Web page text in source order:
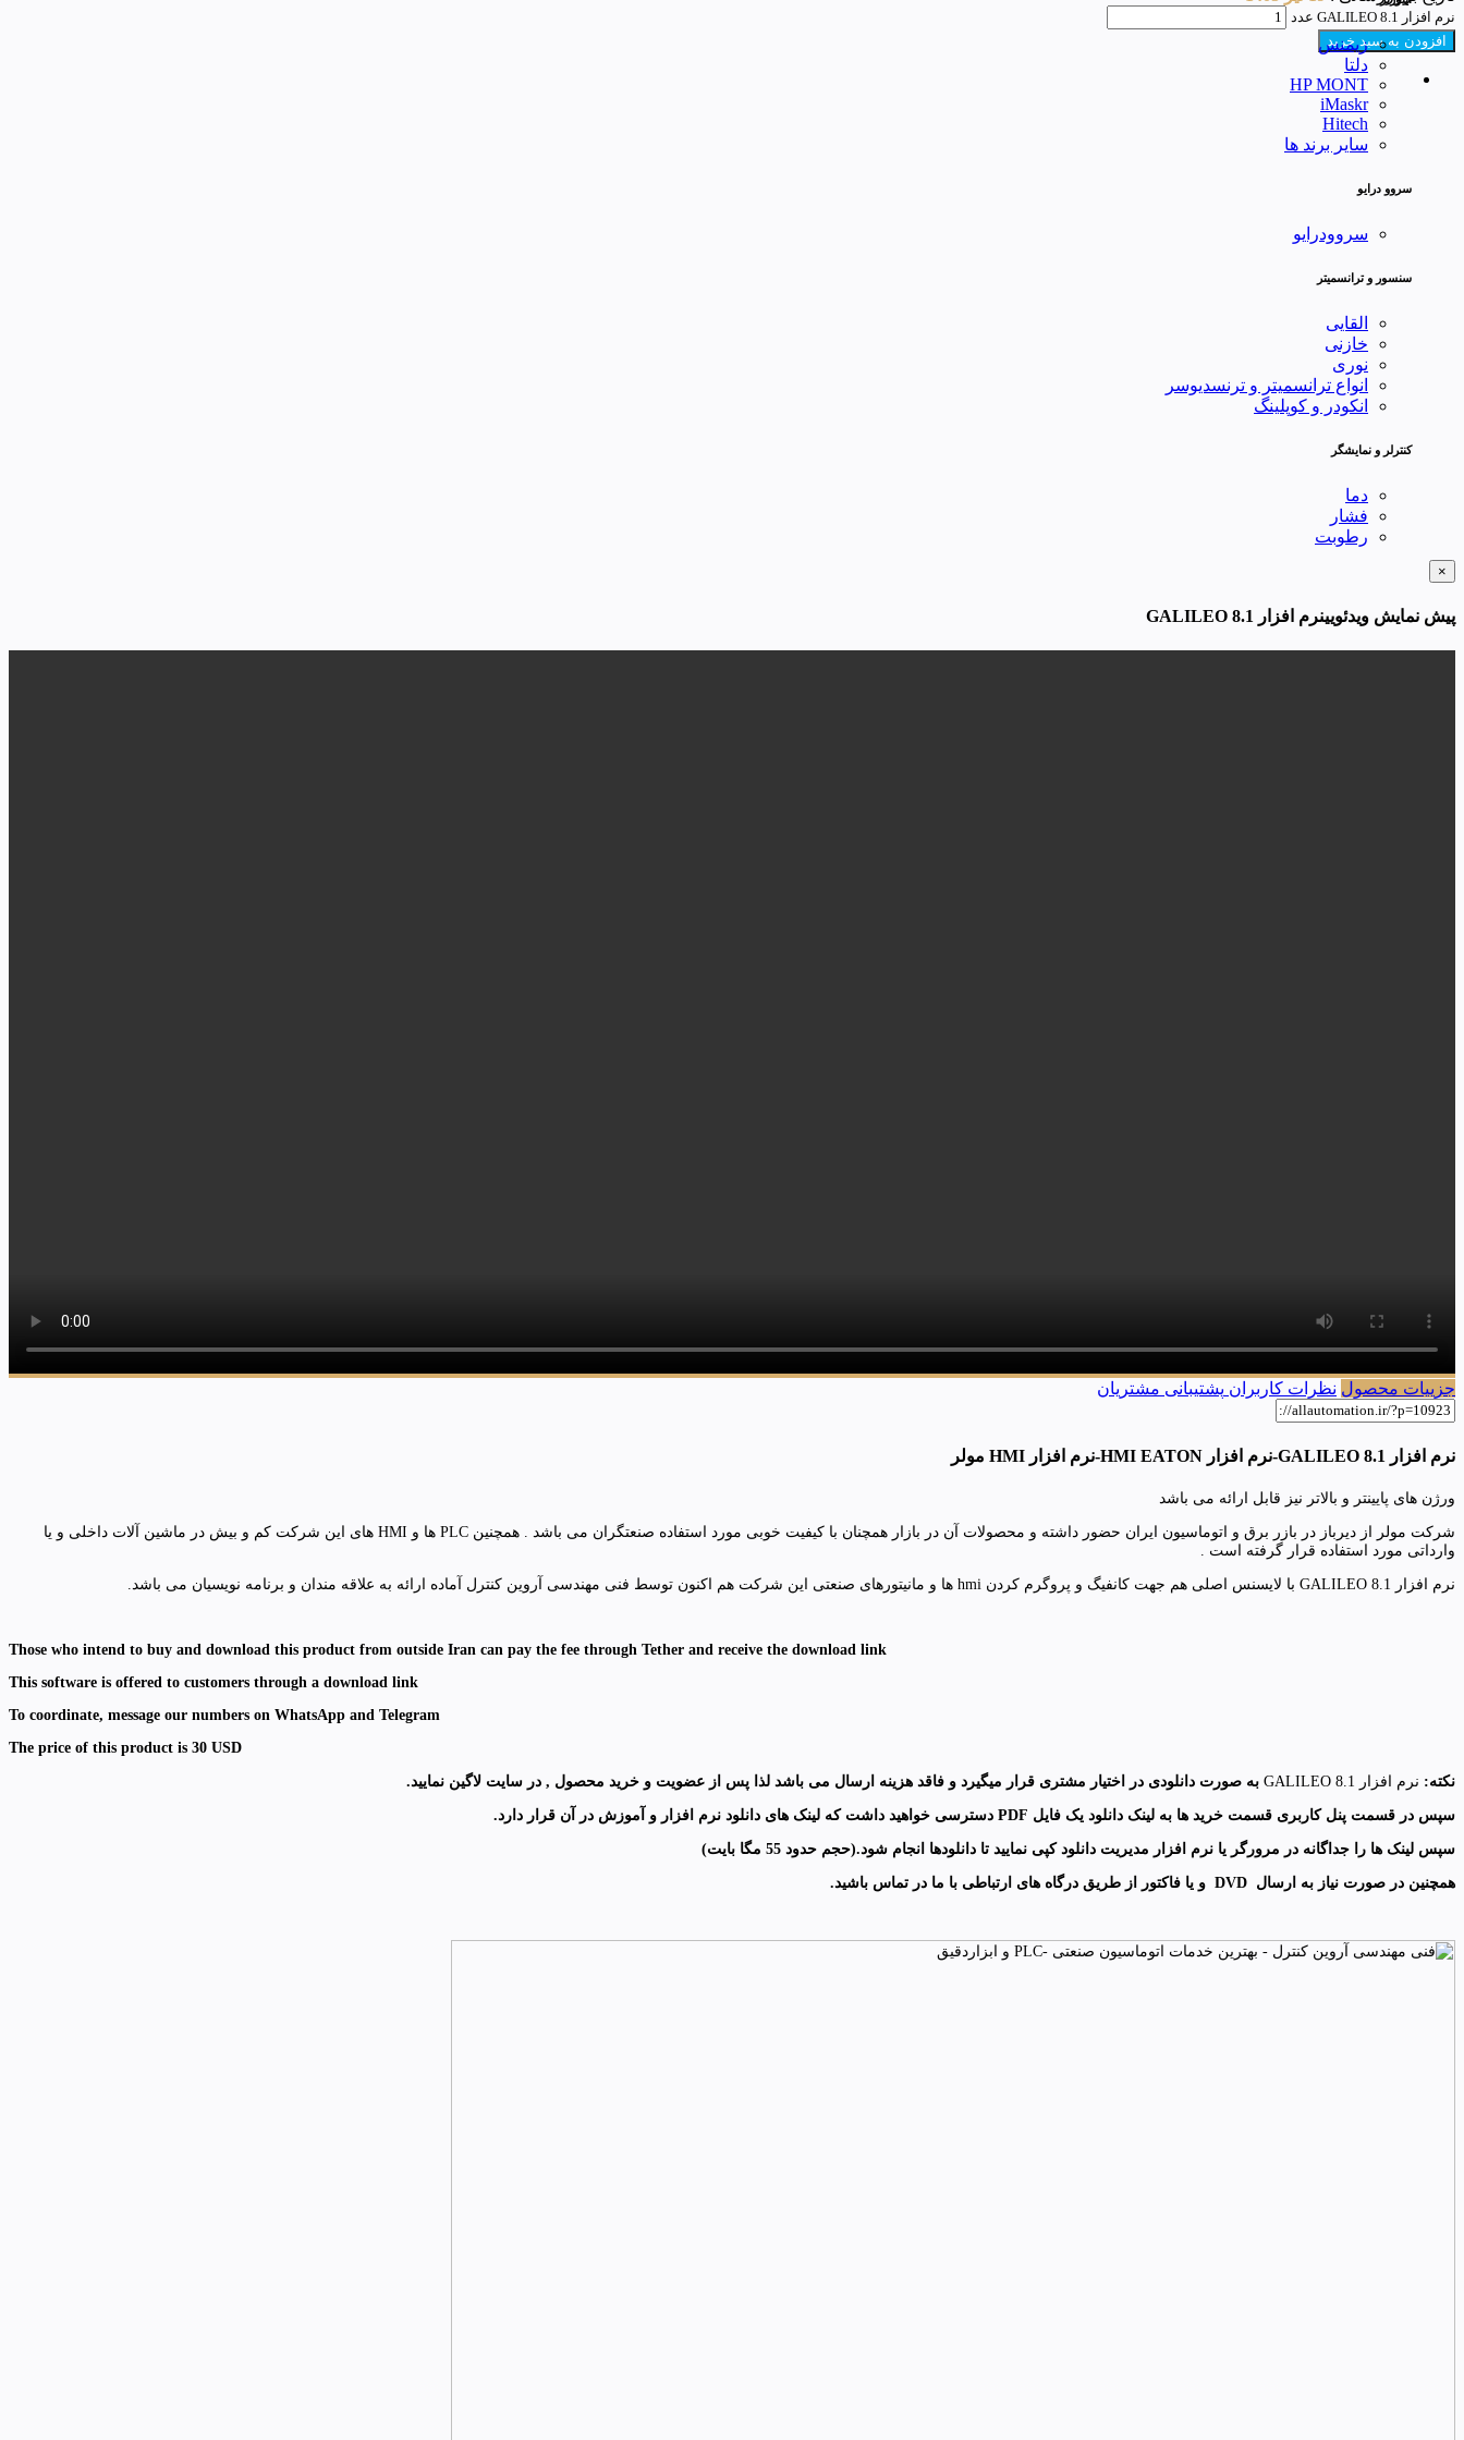
زیمنس
دلتا
HP MONT
iMaskr
Hitech
سایر برند ها
سروو درایو
سروودرایو
سنسور و ترانسمیتر
القایی
خازنی
نوری
انواع ترانسمیتر و ترنسدیوسر
انکودر و کوپلینگ
کنترلر و نمایشگر
دما
فشار
رطوبت
نرم افزار GALILEO 8.1 عدد
افزودن به سبد خرید
×
پیش نمایش ویدئویینرم افزار GALILEO 8.1
جزییات محصول نظرات کاربران پشتیبانی مشتریان
نرم افزار GALILEO 8.1- نرم افزار HMI EATON- نرم افزار HMI مولر
ورژن های پایینتر و بالاتر نیز قابل ارائه می باشد
شرکت مولر از دیرباز در بازر برق و اتوماسیون ایران حضور داشته و محصولات آن در بازار همچنان با کیفیت خوبی مورد استفاده صنعتگران می باشد . همچنین PLC ها و HMI های این شرکت کم و بیش در ماشین آلات داخلی و یا
وارداتی مورد استفاده قرار گرفته است .
نرم افزار GALILEO 8.1 با لایسنس اصلی هم جهت کانفیگ و پروگرم کردن hmi ها و مانیتورهای صنعتی این شرکت هم اکنون توسط فنی مهندسی آروین کنترل آماده ارائه به علاقه مندان و برنامه نویسیان می باشد.
Those who intend to buy and download this product from outside Iran can pay the fee through Tether and receive the download link
This software is offered to customers through a download link
To coordinate, message our numbers on WhatsApp and Telegram
The price of this product is 30 USD
نکته: نرم افزار GALILEO 8.1 به صورت دانلودی در اختیار مشتری قرار میگیرد و فاقد هزینه ارسال می باشد لذا پس از عضویت و خرید محصول , در سایت لاگین نمایید.
سپس در قسمت پنل کاربری قسمت خرید ها به لینک دانلود یک فایل دسترسی خواهید داشت که لینک های دانلود نرم افزار و آموزش در آن قرار دارد.
سپس لینک ها را جداگانه در مرورگر یا نرم افزار مدیریت دانلود کپی نمایید تا دانلودها انجام شود.(حجم حدود 55 مگا بایت )
همچنین در صورت نیاز به ارسال DVD و یا فاکتور از طریق درگاه های ارتباطی با ما در تماس باشید.